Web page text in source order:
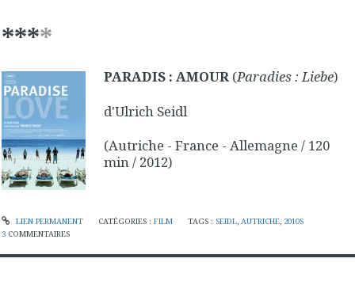
****
PARADIS : AMOUR (Paradies : Liebe)
d'Ulrich Seidl
(Autriche - France - Allemagne / 120
min / 2012)
LIEN PERMANENT CATÉGORIES : FILM TAGS : SEIDL,AUTRICHE, 2010S
3 COMMENTAIRES